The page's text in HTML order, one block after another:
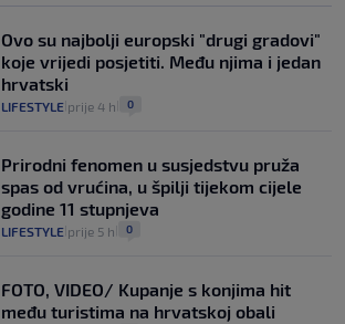
Ovo su najbolji europski "drugi gradovi"
koje vrijedi posjetiti. Među njima i jedan
hrvatski
LIFESTYLE prije 4 h 0
Prirodni fenomen u susjedstvu pruža
spas od vrućina, u špilji tijekom cijele
godine 11 stupnjeva
LIFESTYLE prije 5 h 0
FOTO, VIDEO/ Kupanje s konjima hit
među turistima na hrvatskoj obali